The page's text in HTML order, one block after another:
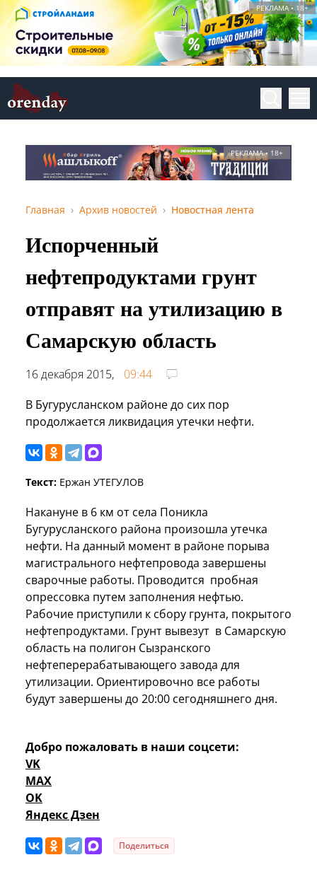
РЕКЛАМА • 18+
РЕКЛАМА • 18+
Главная Архив новостей Новостная лента
Испорченный
нефтепродуктами грунт
отправят на утилизацию в
Самарскую область
16 декабря 2015,
09:44
В Бугурусланском районе до сих пор
продолжается ликвидация утечки нефти.
Текст: Ержан УТЕГУЛОВ
Накануне в 6 км от села Поникла
Бугурусланского района произошла утечка
нефти. На данный момент в районе порыва
магистрального нефтепровода завершены
сварочные работы. Проводится пробная
опрессовка путем заполнения нефтью.
Рабочие приступили к сбору грунта, покрытого
нефтепродуктами. Грунт вывезут в Самарскую
область на полигон Сызранского
нефтеперерабатывающего завода для
утилизации. Ориентировочно все работы
будут завершены до 20:00 сегодняшнего дня.
Добро пожаловать в наши соцсети:
VK
MAX
OK
Яндекс Дзен
Поделиться